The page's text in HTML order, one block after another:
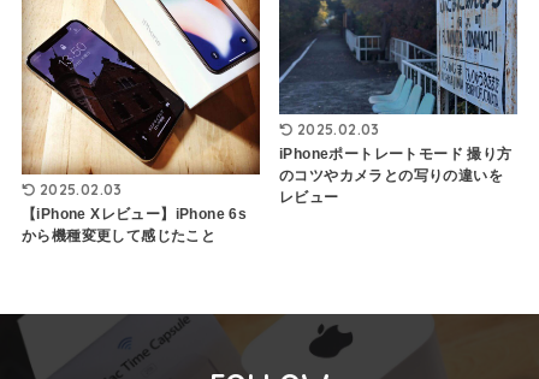
2025.02.03
【iPhone Xレビュー】iPhone 6s
から機種変更して感じたこと
2025.02.03
iPhoneポートレートモード 撮り方
のコツやカメラとの写りの違いを
レビュー